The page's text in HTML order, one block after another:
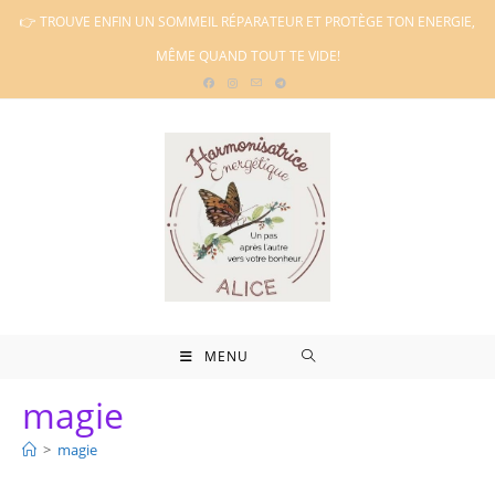
Skip👉 TROUVE ENFIN UN SOMMEIL RÉPARATEUR ET PROTÈGE TON ENERGIE,
MÊME QUAND TOUT TE VIDE!
MENU
magie
> magie